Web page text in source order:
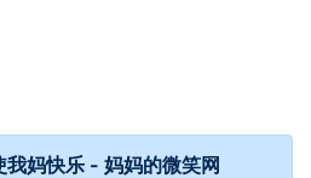
妈快乐 - 妈妈的微笑网